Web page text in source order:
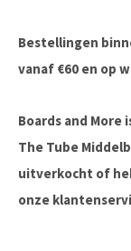
Bestellingen
vanaf €60 en op
Boards and More
The Tube
uitverkocht of
onze